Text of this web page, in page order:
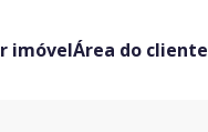
imóvelÁrea do cliente